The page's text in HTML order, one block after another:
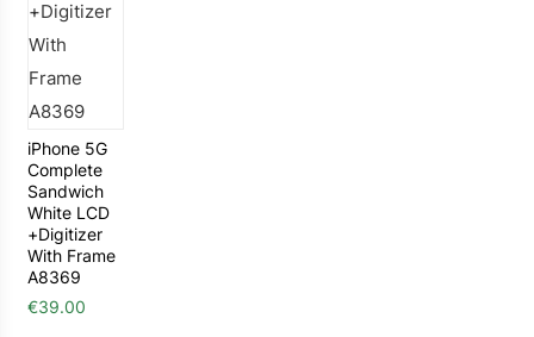
iPhone 5G
Complete
Sandwich
White LCD
+Digitizer
With Frame
A8369
€39.00